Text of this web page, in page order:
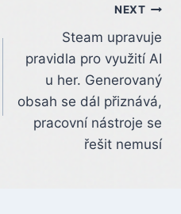
NEXT
Steam upravuje
pravidla pro využití AI
u her. Generovaný
obsah se dál přiznává,
pracovní nástroje se
řešit nemusí